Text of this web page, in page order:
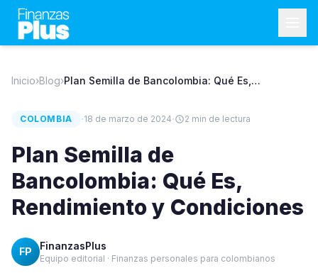
Inicio›Blog›Plan Semilla de Bancolombia: Qué Es,
COLOMBIA ·18 de marzo de 2024· 2 min de lectura
Plan Semilla de
Bancolombia: Qué Es,
Rendimiento y Condiciones
FP FinanzasPlus
Equipo editorial · Finanzas personales para colombianos